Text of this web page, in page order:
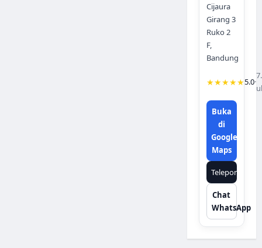
Cijaura
Girang 3
Ruko 2
F,
Bandung
★★★★★5.0·
Buka
di
Google
Maps
Telepon
Chat
WhatsApp